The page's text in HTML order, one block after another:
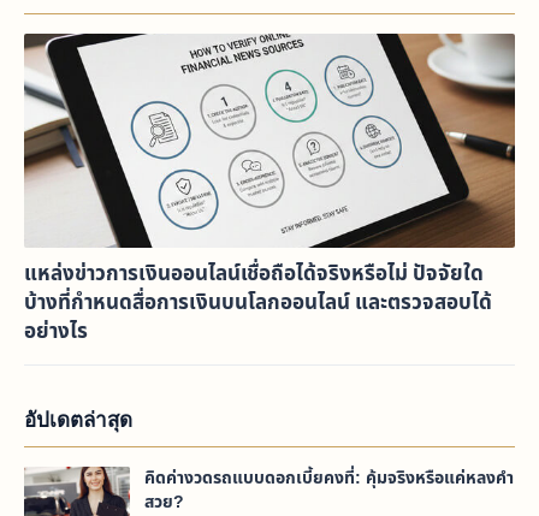
แหล่งข่าวการเงินออนไลน์เชื่อถือได้จริงหรือไม่ ปัจจัยใด
บ้างที่กำหนดสื่อการเงินบนโลกออนไลน์ และตรวจสอบได้
อย่างไร
อัปเดตล่าสุด
คิดค่างวดรถแบบดอกเบี้ยคงที่: คุ้มจริงหรือแค่หลงคำ
สวย?